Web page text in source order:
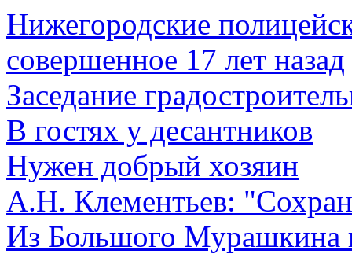
Нижегородские
совершенное 17 лет назад
Заседание
В гостях у десантников
Нужен добрый хозяин
А.Н. Клементьев:
Из Большого Мурашкина